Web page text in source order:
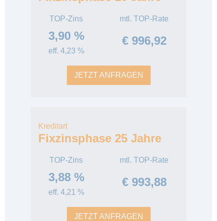
TOP-Zins
3,90 %
eff. 4,23 %
mtl. TOP-Rate
€ 996,92
JETZT ANFRAGEN
Kreditart
Fixzinsphase 25 Jahre
TOP-Zins
3,88 %
eff. 4,21 %
mtl. TOP-Rate
€ 993,88
JETZT ANFRAGEN